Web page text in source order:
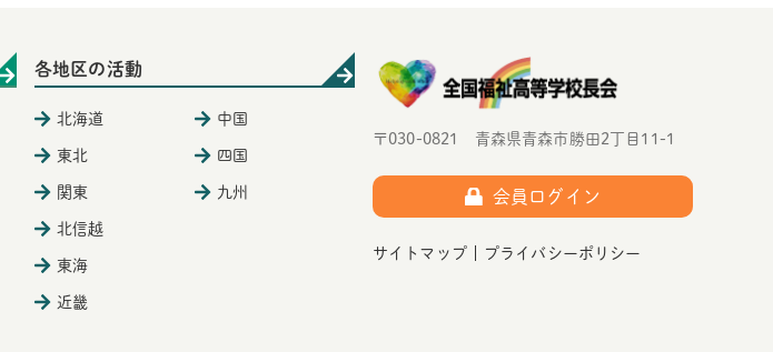
各地区の活動
北海道
東北
関東
北信越
東海
近畿
中国
四国
九州
〒030-0821 青森県青森市勝田2丁目11-1
会員ログイン
サイトマップ プライバシーポリシー